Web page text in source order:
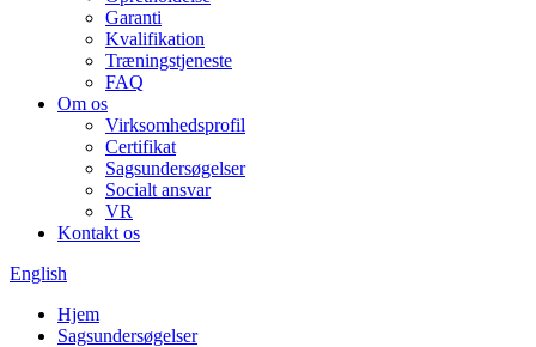
Garanti
Kvalifikation
Træningstjeneste
FAQ
Om os
Virksomhedsprofil
Certifikat
Sagsundersøgelser
Socialt ansvar
VR
Kontakt os
English
Hjem
Sagsundersøgelser